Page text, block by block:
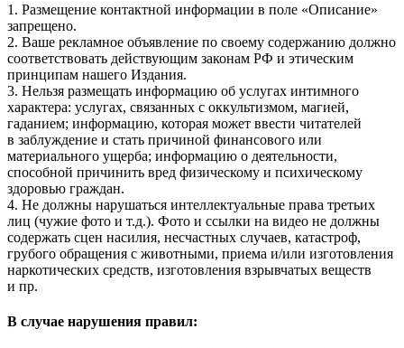
1. Размещение контактной информации в поле «Описание»
запрещено.
2. Ваше рекламное объявление по своему содержанию должно
соответствовать действующим законам РФ и этическим
принципам нашего Издания.
3. Нельзя размещать информацию об услугах интимного
характера: услугах, связанных с оккультизмом, магией,
гаданием; информацию, которая может ввести читателей
в заблуждение и стать причиной финансового или
материального ущерба; информацию о деятельности,
способной причинить вред физическому и психическому
здоровью граждан.
4. Не должны нарушаться интеллектуальные права третьих
лиц (чужие фото и т.д.). Фото и ссылки на видео не должны
содержать сцен насилия, несчастных случаев, катастроф,
грубого обращения с животными, приема и/или изготовления
наркотических средств, изготовления взрывчатых веществ
и пр.
В случае нарушения правил: